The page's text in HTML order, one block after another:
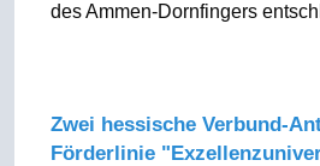
des Ammen-Dornfingers
Zwei hessische Verbund-
Förderlinie